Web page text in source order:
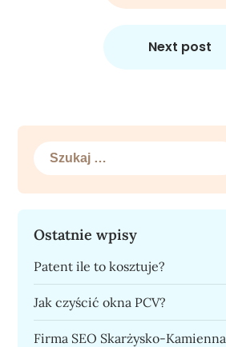
Next post
Szukaj:
Ostatnie wpisy
Patent ile to kosztuje?
Jak czyścić okna PCV?
Firma SEO Skarżysko-Kamienna